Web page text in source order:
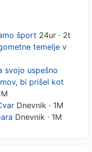
šport 24ur · 2t
temelje v
svojo uspešno
bi prišel kot
Dnevnik · 1M
Dnevnik · 1M